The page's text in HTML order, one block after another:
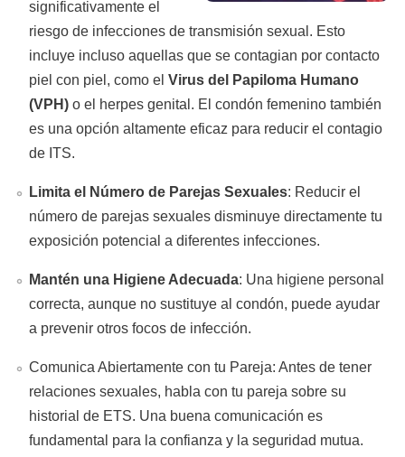
significativamente el
riesgo de infecciones de transmisión sexual. Esto
incluye incluso aquellas que se contagian por contacto
piel con piel, como el Virus del Papiloma Humano
(VPH) o el herpes genital. El condón femenino también
es una opción altamente eficaz para reducir el contagio
de ITS.
Limita el Número de Parejas Sexuales: Reducir el
número de parejas sexuales disminuye directamente tu
exposición potencial a diferentes infecciones.
Mantén una Higiene Adecuada: Una higiene personal
correcta, aunque no sustituye al condón, puede ayudar
a prevenir otros focos de infección.
Comunica Abiertamente con tu Pareja: Antes de tener
relaciones sexuales, habla con tu pareja sobre su
historial de ETS. Una buena comunicación es
fundamental para la confianza y la seguridad mutua.